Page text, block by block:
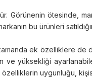
Görünenin ötesinde,
bu ürünleri
ek özelliklere
yüksekliği
uygunluğu,